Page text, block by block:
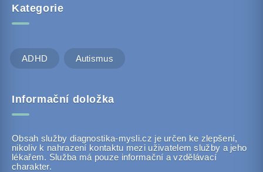
Kategorie
ADHD Autismus
Informační doložka
Obsah služby diagnostika-mysli.cz je určen ke zlepšení,
nikoliv k nahrazení kontaktu mezi uživatelem služby a jeho
lékařem. Služba má pouze informační a vzdělávací
charakter.